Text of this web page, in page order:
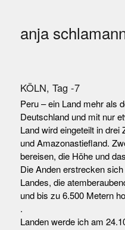
anja
KÖLN, Tag -7
Peru – ein Land mehr als
Deutschland und mit nur
Land wird eingeteilt in drei
und Amazonastiefland.
bereisen, die Höhe und
Die Anden erstrecken
Landes, die
und bis zu 6.500 Metern
.
Landen werde ich am